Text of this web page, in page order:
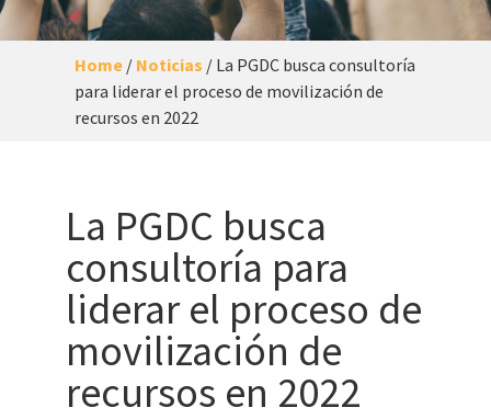
Home/ Noticias / La PGDC busca consultoría
para liderar el proceso de movilización de
recursos en 2022
La PGDC busca
consultoría para
liderar el proceso de
movilización de
recursos en 2022